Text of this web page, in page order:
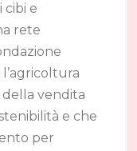
cibi e
rete
vendita
e che
per